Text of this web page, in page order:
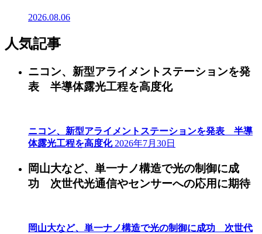
2026.08.06
人気記事
ニコン、新型アライメントステーションを発
表 半導体露光工程を高度化
ニコン、新型アライメントステーションを発表 半導
体露光工程を高度化 2026年7月30日
岡山大など、単一ナノ構造で光の制御に成
功 次世代光通信やセンサーへの応用に期待
岡山大など、単一ナノ構造で光の制御に成功 次世代